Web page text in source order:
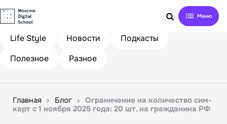
Search
Life Style
Новости
Подкасты
Полезное
Разное
Главная Блог
Ограничение на количество сим-
карт с 1 ноября 2025 года: 20 шт. на гражданина РФ